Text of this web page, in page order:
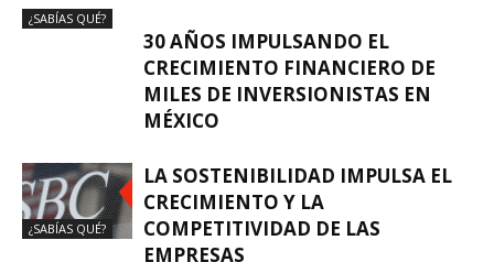
¿SABÍAS QUÉ?
30 AÑOS IMPULSANDO EL
CRECIMIENTO FINANCIERO DE
MILES DE INVERSIONISTAS EN
MÉXICO
¿SABÍAS QUÉ?
LA SOSTENIBILIDAD IMPULSA EL
CRECIMIENTO Y LA
COMPETITIVIDAD DE LAS
EMPRESAS